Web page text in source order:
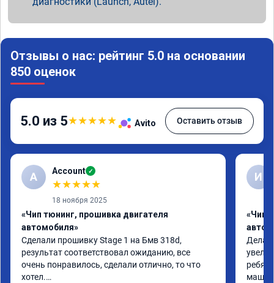
Отзывы о нас: рейтинг 5.0 на основании
850 оценок
5.0 из 5★★★★★ Avito Оставить отзыв
A Account ✓
★★★★★
18 ноября 2025
«Чип тюнинг, прошивка двигателя
автомобиля»
Сделали прошивку Stage 1 на Бмв 318d,
результат соответствовал ожиданию, все
очень понравилось, сделали отлично, то что
хотел.
И
«Чип